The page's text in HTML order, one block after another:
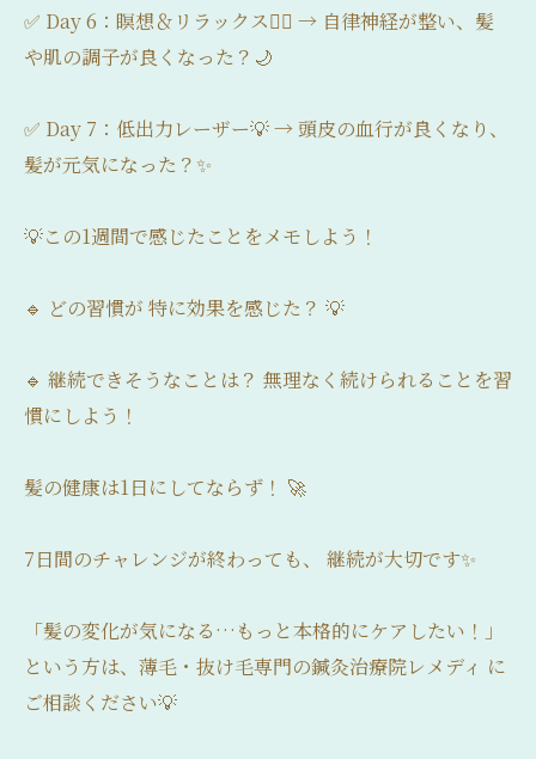
✅ Day 6：瞑想＆リラックス🧘‍♂️ → 自律神経が整い、髪
や肌の調子が良くなった？🌙
✅ Day 7：低出力レーザー💡 → 頭皮の血行が良くなり、
髪が元気になった？✨
💡この1週間で感じたことをメモしよう！
🔹 どの習慣が 特に効果を感じた？ 💡
🔹 継続できそうなことは？ 無理なく続けられることを習
慣にしよう！
髪の健康は1日にしてならず！ 🚀
7日間のチャレンジが終わっても、 継続が大切です✨
「髪の変化が気になる…もっと本格的にケアしたい！」
という方は、薄毛・抜け毛専門の鍼灸治療院レメディ に
ご相談ください💡